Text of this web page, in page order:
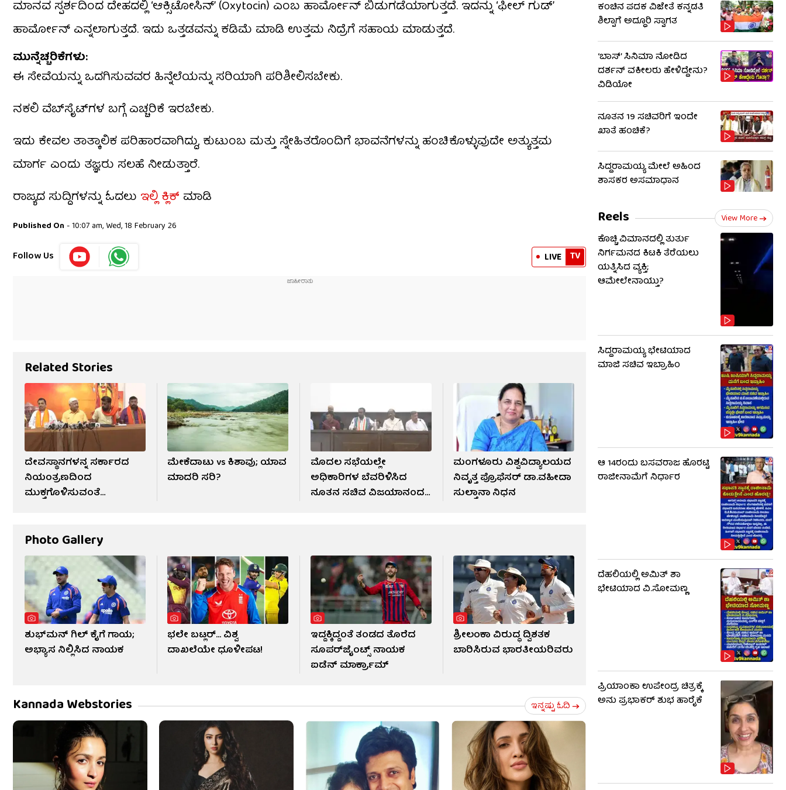
ಮಾನವ ಸ್ಪರ್ಶದಿಂದ ದೇಹದಲ್ಲಿ ‘ಆಕ್ಸಿಟೋಸಿನ್’ (Oxytocin) ಎಂಬ ಹಾರ್ಮೋನ್ ಬಿಡುಗಡೆಯಾಗುತ್ತದೆ. ಇದನ್ನು ‘ಫೀಲ್ ಗುಡ್’
ಹಾರ್ಮೋನ್ ಎನ್ನಲಾಗುತ್ತದೆ. ಇದು ಒತ್ತಡವನ್ನು ಕಡಿಮೆ ಮಾಡಿ ಉತ್ತಮ ನಿದ್ರೆಗೆ ಸಹಾಯ ಮಾಡುತ್ತದೆ.
ಮುನ್ನೆಚ್ಚರಿಕೆಗಳು:
ಈ ಸೇವೆಯನ್ನು ಒದಗಿಸುವವರ ಹಿನ್ನೆಲೆಯನ್ನು ಸರಿಯಾಗಿ ಪರಿಶೀಲಿಸಬೇಕು.
ನಕಲಿ ವೆಬ್‌ಸೈಟ್‌ಗಳ ಬಗ್ಗೆ ಎಚ್ಚರಿಕೆ ಇರಬೇಕು.
ಇದು ಕೇವಲ ತಾತ್ಕಾಲಿಕ ಪರಿಹಾರವಾಗಿದ್ದು, ಕುಟುಂಬ ಮತ್ತು ಸ್ನೇಹಿತರೊಂದಿಗೆ ಭಾವನೆಗಳನ್ನು ಹಂಚಿಕೊಳ್ಳುವುದೇ ಅತ್ಯುತ್ತಮ
ಮಾರ್ಗ ಎಂದು ತಜ್ಞರು ಸಲಹೆ ನೀಡುತ್ತಾರೆ.
ರಾಜ್ಯದ ಸುದ್ದಿಗಳನ್ನು ಓದಲು ಇಲ್ಲಿ ಕ್ಲಿಕ್ ಮಾಡಿ
Published On - 10:07 am, Wed, 18 February 26
Follow Us LIVE TV
Related Stories
ದೇವಸ್ಥಾನಗಳನ್ನ ಸರ್ಕಾರದ
ನಿಯಂತ್ರಣದಿಂದ
ಮುಕ್ತಗೊಳಿಸುವಂತೆ
ಮೇಕೆದಾಟು vs ಕಿಶಾವು; ಯಾವ
ಮಾದರಿ ಸರಿ?
ಮೊದಲ ಸಭೆಯಲ್ಲೇ
ಅಧಿಕಾರಿಗಳ ಬೆವರಿಳಿಸಿದ
ನೂತನ ಸಚಿವ ವಿಜಯಾನಂದ
ಮಂಗಳೂರು ವಿಶ್ವವಿದ್ಯಾಲಯದ
ನಿವೃತ್ತ ಪ್ರೊಫೆಸರ್‌ ಡಾ.ವಹೀದಾ
ಸುಲ್ತಾನಾ ನಿಧನ
Photo Gallery
ಶುಭ್​ಮನ್ ಗಿಲ್ ಕೈಗೆ ಗಾಯ;
ಅಭ್ಯಾಸ ನಿಲ್ಲಿಸಿದ ನಾಯಕ
ಭಲೇ ಬಟ್ಲರ್... ವಿಶ್ವ
ದಾಖಲೆಯೇ ಧೂಳೀಪಟ!
ಇದ್ದಕ್ಕಿದ್ದಂತೆ ತಂಡದ ತೊರೆದ
ಸೂಪರ್‌ಜೈಂಟ್ಸ್ ನಾಯಕ
ಐಡೆನ್ ಮಾರ್ಕ್ರಾಮ್
ಶ್ರೀಲಂಕಾ ವಿರುದ್ಧ ದ್ವಿಶತಕ
ಬಾರಿಸಿರುವ ಭಾರತೀಯರಿವರು
Kannada Webstories ಇನ್ನಷ್ಟು ಓದಿ
ಕಂಚಿನ ಪದಕ ವಿಜೇತೆ ಕನ್ನಡತಿ
ಶಿಲ್ಪಾಗೆ ಅದ್ಧೂರಿ ಸ್ವಾಗತ
‘ಬಾಸ್’ ಸಿನಿಮಾ ನೋಡಿದ
ದರ್ಶನ್ ವಕೀಲರು ಹೇಳಿದ್ದೇನು?
ವಿಡಿಯೋ
ನೂತನ 19 ಸಚಿವರಿಗೆ ಇಂದೇ
ಖಾತೆ ಹಂಚಿಕೆ?
ಸಿದ್ದರಾಮಯ್ಯ ಮೇಲೆ ಅಹಿಂದ
ಶಾಸಕರ ಅಸಮಾಧಾನ
Reels View More
ಕೊಚ್ಚಿ ವಿಮಾನದಲ್ಲಿ ತುರ್ತು
ನಿರ್ಗಮನದ ಕಿಟಕಿ ತೆರೆಯಲು
ಯತ್ನಿಸಿದ ವ್ಯಕ್ತಿ;
ಆಮೇಲೇನಾಯ್ತು?
ಸಿದ್ದರಾಮಯ್ಯ ಭೇಟಿಯಾದ
ಮಾಜಿ ಸಚಿವ ಇಬ್ರಾಹಿಂ
ಆ 14ರಂದು ಬಸವರಾಜ ಹೊರಟ್ಟಿ
ರಾಜೀನಾಮೆಗೆ ನಿರ್ಧಾರ
ದೆಹಲಿಯಲ್ಲಿ ಅಮಿತ್ ಶಾ
ಭೇಟಿಯಾದ ವಿ.ಸೋಮಣ್ಣ
ಪ್ರಿಯಾಂಕಾ ಉಪೇಂದ್ರ ಚಿತ್ರಕ್ಕೆ
ಅನು ಪ್ರಭಾಕರ್ ಶುಭ ಹಾರೈಕೆ